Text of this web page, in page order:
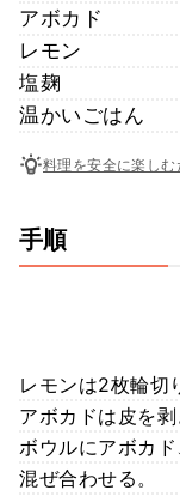
アボカド
レモン
塩麹
温かいごはん
料理を安全に楽し
手順
レモンは2枚輪切
アボカドは皮を
ボウルにアボカ
混ぜ合わせる。